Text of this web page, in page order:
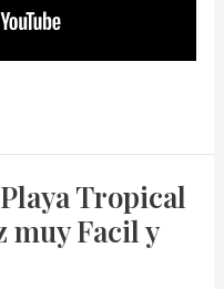
Tropical
muy Facil y